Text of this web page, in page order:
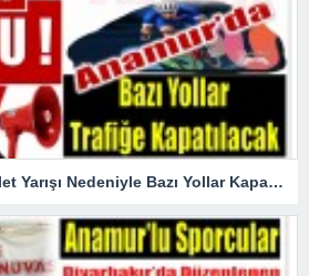
Anamur Dikkat ! Bisiklet Yarışı Nedeniyle Bazı Yollar Kapanacak